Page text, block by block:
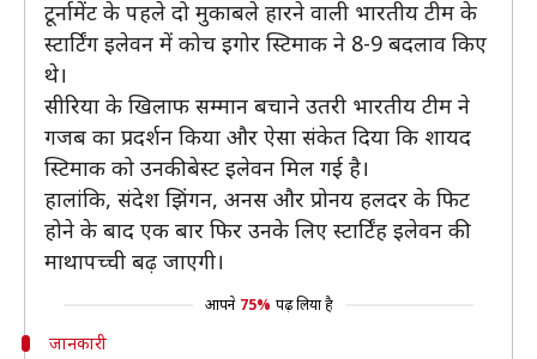
टूर्नामेंट के पहले दो मुकाबले हारने वाली भारतीय टीम के
स्टार्टिंग इलेवन में कोच इगोर स्टिमाक ने 8-9 बदलाव किए
थे।
सीरिया के खिलाफ सम्मान बचाने उतरी भारतीय टीम ने
गजब का प्रदर्शन किया और ऐसा संकेत दिया कि शायद
स्टिमाक को उनकी बेस्ट इलेवन मिल गई है।
हालांकि, संदेश झिंगन, अनस और प्रोनय हलदर के फिट
होने के बाद एक बार फिर उनके लिए स्टार्टिंह इलेवन की
माथापच्ची बढ़ जाएगी।
आपने 75% पढ़ लिया है
जानकारी